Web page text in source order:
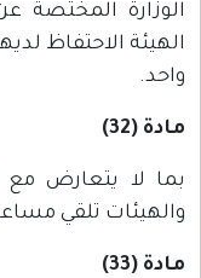
الوزارة المختصة
الهيئة الاحتفاظ
واحد.
مادة (32)
بما لا يتعارض مع
والهيئات تلقي
مادة (33)